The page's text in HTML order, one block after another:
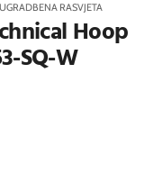
RASVJETA
Hoop
SQ-W